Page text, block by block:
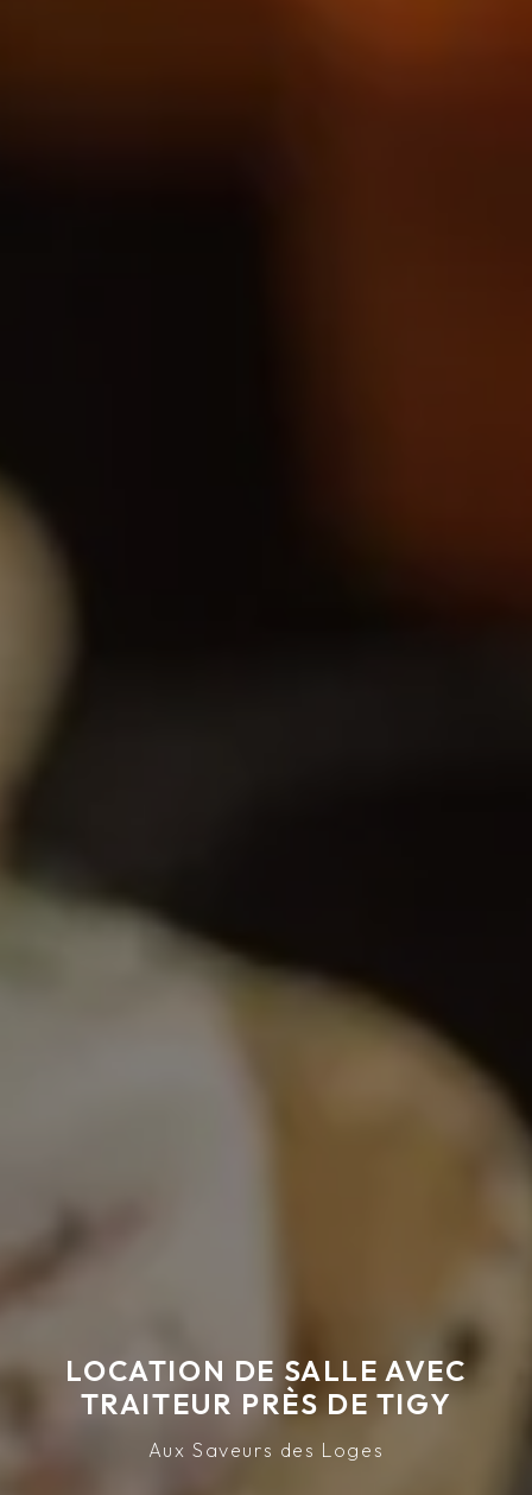
LOCATION DE SALLE AVEC
TRAITEUR PRÈS DE TIGY
Aux Saveurs des Loges